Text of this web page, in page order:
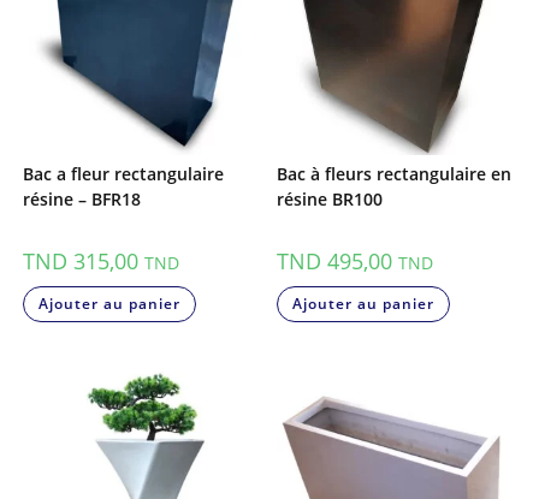
Bac a fleur rectangulaire
résine – BFR18
TND 315,00 TND
Ajouter au panier
Bac à fleurs rectangulaire en
résine BR100
TND 495,00 TND
Ajouter au panier